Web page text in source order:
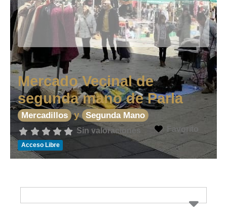
Mercado Vecinal de
segunda mano de Parla
Mercadillos y Segunda Mano
Sin valoraciones Favorito
Acceso Libre